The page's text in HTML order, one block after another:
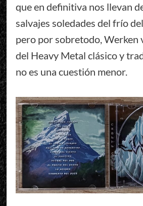
que en definitiva nos llevan
salvajes soledades del frío
pero por sobretodo, Werken
del Heavy Metal clásico y
no es una cuestión menor.